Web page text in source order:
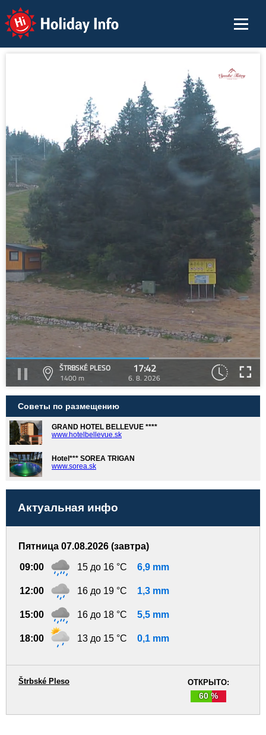
Holiday Info
ŠTRBSKÉ PLESO
1400 m
17:42
6. 8. 2026
Советы по размещению
GRAND HOTEL BELLEVUE ****
www.hotelbellevue.sk
Hotel*** SOREA TRIGAN
www.sorea.sk
Актуальная инфо
Пятница 07.08.2026 (завтра)
09:00 15 до 16 °C 6,9 mm
12:00 16 до 19 °C 1,3 mm
15:00 16 до 18 °C 5,5 mm
18:00 13 до 15 °C 0,1 mm
ОТКРЫТО:
60 %
Štrbské Pleso